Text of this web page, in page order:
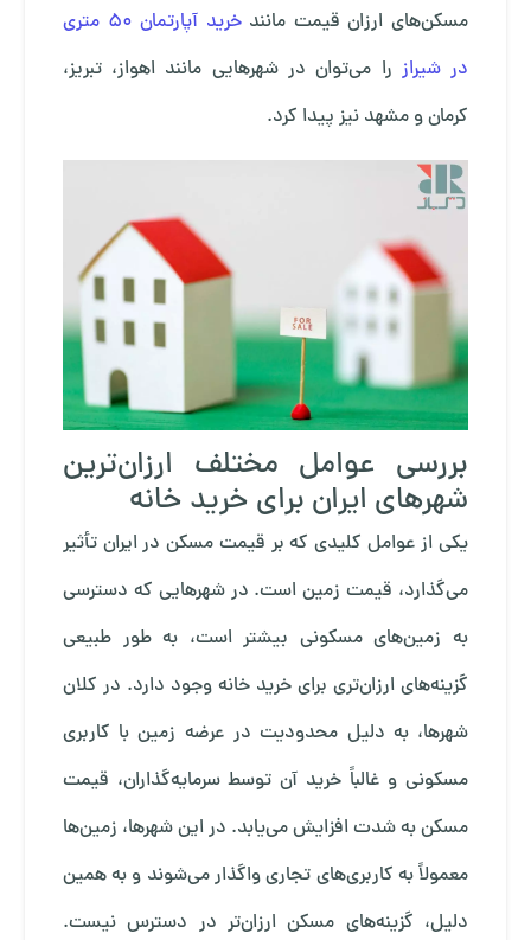
مسکن‌های ارزان قیمت مانند
خرید آپارتمان 50 متری
در شیراز را می‌توان در شهرهایی مانند اهواز، تبریز،
کرمان و مشهد نیز پیدا کرد.
بررسی عوامل مختلف ارزان‌ترین
شهرهای ایران برای خرید خانه
یکی از عوامل کلیدی که بر قیمت مسکن در ایران تأثیر
می‌گذارد، قیمت زمین است. در شهرهایی که دسترسی
به زمین‌های مسکونی بیشتر است، به طور طبیعی
گزینه‌های ارزان‌تری برای خرید خانه وجود دارد. در کلان
شهرها، به دلیل محدودیت در عرضه زمین با کاربری
مسکونی و غالباً خرید آن توسط سرمایه‌گذاران، قیمت
مسکن به شدت افزایش می‌یابد. در این شهرها، زمین‌ها
معمولاً به کاربری‌های تجاری واگذار می‌شوند و به همین
دلیل، گزینه‌های مسکن ارزان‌تر در دسترس نیست.